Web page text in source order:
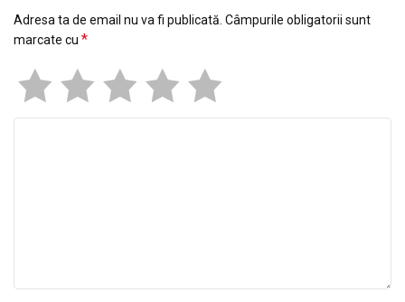
Adresa ta de email nu va fi publicată. Câmpurile obligatorii sunt
marcate cu *